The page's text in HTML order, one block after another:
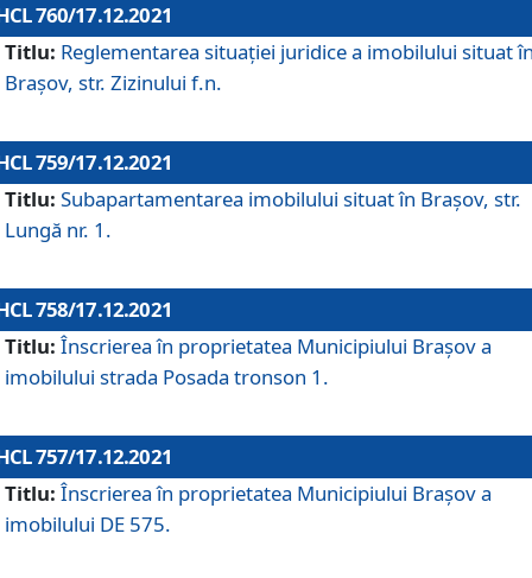
760/17.12.2021
Titlu: Reglementarea situației juridice a imobilului situat
Brașov, str. Zizinului f.n.
759/17.12.2021
Titlu: Subapartamentarea imobilului situat în Brașov, str.
Lungă nr. 1.
758/17.12.2021
Titlu: Înscrierea în proprietatea Municipiului Brașov a
imobilului strada Posada tronson 1.
757/17.12.2021
Titlu: Înscrierea în proprietatea Municipiului Brașov a
imobilului DE 575.